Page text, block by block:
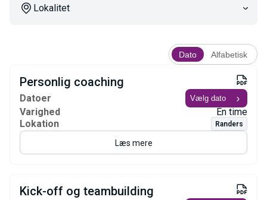
Lokalitet
Dato Alfabetisk
Personlig coaching
Datoer
Varighed
En time
Lokation
Randers
Læs mere
Kick-off og teambuilding